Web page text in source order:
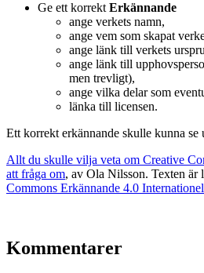
Ge ett korrekt Erkännande
ange verkets namn,
ange vem som skapat
ange länk till verkets
ange länk till
men trevligt),
ange vilka delar som
länka till licensen.
Ett korrekt erkännande skulle kunna se
Allt du skulle vilja veta om Creative
att fråga om, av Ola Nilsson. Texten är
Commons Erkännande 4.0
Kommentarer